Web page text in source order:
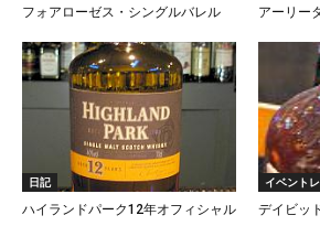
フォアローゼス・シングルバレル
アーリー
日記
ハイランドパーク12年オフィシャル
イベント
デイビッ